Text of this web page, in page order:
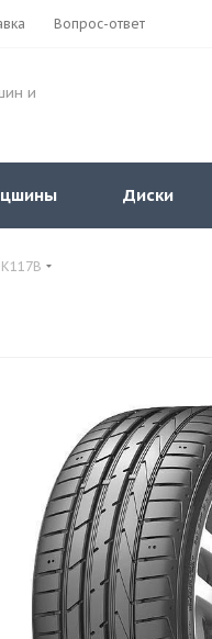
Вопрос-ответ
и
Диски